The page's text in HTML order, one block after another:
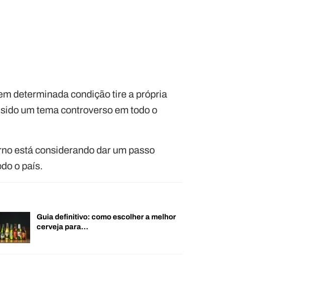
determinada condição tire a própria
um tema controverso em todo o
está considerando dar um passo
o país.
Guia definitivo: como escolher a melhor
cerveja para…